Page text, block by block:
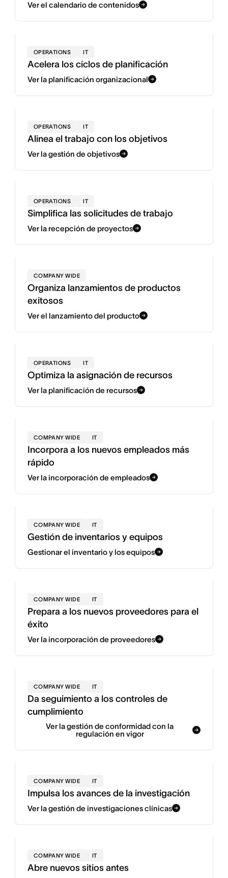
Ver el calendario de contenidos
OPERATIONS IT
Acelera los ciclos de planificación
Ver la planificación organizacional
OPERATIONS IT
Alinea el trabajo con los objetivos
Ver la gestión de objetivos
OPERATIONS IT
Simplifica las solicitudes de trabajo
Ver la recepción de proyectos
COMPANY WIDE
Organiza lanzamientos de productos
exitosos
Ver el lanzamiento del producto
OPERATIONS IT
Optimiza la asignación de recursos
Ver la planificación de recursos
COMPANY WIDE IT
Incorpora a los nuevos empleados más
rápido
Ver la incorporación de empleados
COMPANY WIDE IT
Gestión de inventarios y equipos
Gestionar el inventario y los equipos
COMPANY WIDE IT
Prepara a los nuevos proveedores para el
éxito
Ver la incorporación de proveedores
COMPANY WIDE IT
Da seguimiento a los controles de
cumplimiento
Ver la gestión de conformidad con la
regulación en vigor
COMPANY WIDE IT
Impulsa los avances de la investigación
Ver la gestión de investigaciones clínicas
COMPANY WIDE IT
Abre nuevos sitios antes